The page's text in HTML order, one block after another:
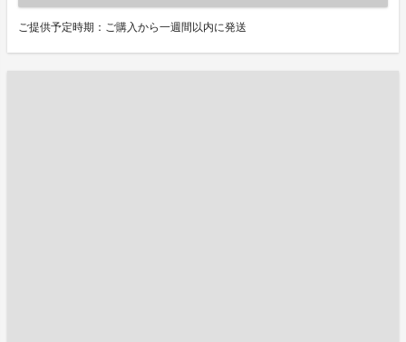
ご提供予定時期：ご購入から一週間以内に発送